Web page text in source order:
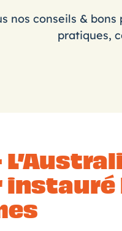
nos conseils &
pratiques,
instauré